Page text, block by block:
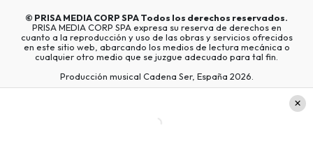
© PRISA MEDIA CORP SPATodos los derechos reservados.
PRISA MEDIA CORP SPA expresa su reserva de derechos en
cuanto a la reproducción y uso de las obras y servicios ofrecidos
en este sitio web, abarcando los medios de lectura mecánica o
cualquier otro medio que se juzgue adecuado para tal fin.
Producción musical Cadena Ser, España 2026.